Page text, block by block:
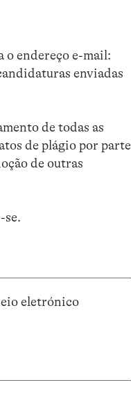
o endereço e-mail:
enviadas
de todas as
de plágio por parte
de outras
se.
eletrónico